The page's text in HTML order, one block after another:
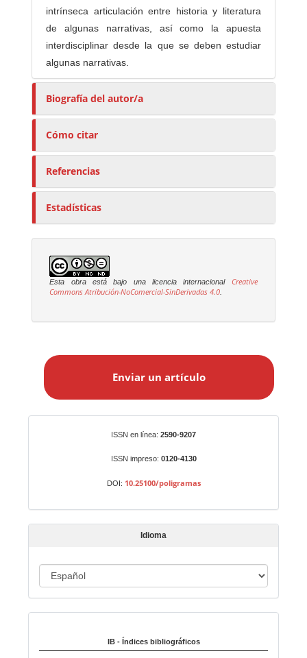
intrínseca articulación entre historia y literatura
de algunas narrativas, así como la apuesta
interdisciplinar desde la que se deben estudiar
algunas narrativas.
Biografía del autor/a
Cómo citar
Referencias
Estadísticas
Esta obra está bajo una licencia internacional
Creative
Commons Atribución-NoComercial-SinDerivadas 4.0
a
t
í
o
Enviar un artículo
ISSN en línea: 2590-9207
ISSN impreso: 0120-4130
DOI: 10.25100/poligramas
Idioma
d
m
IB - Índices bibliográficos